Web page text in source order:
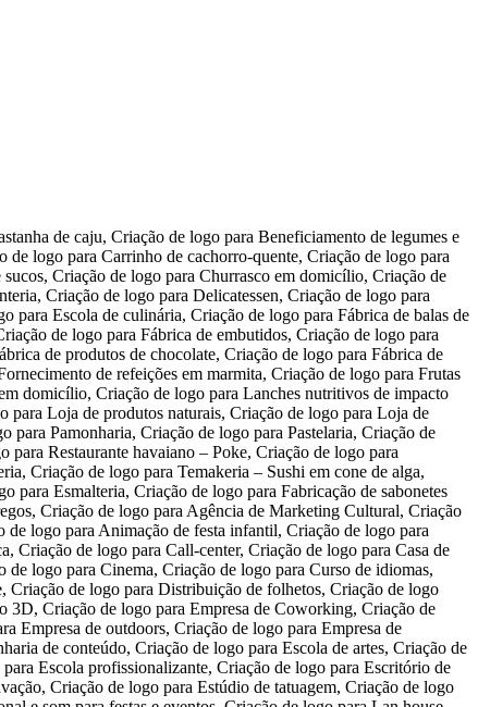
de logo para Hidroponia, Criação de logo para Loja de peixes ornamentais, Criação de logo para Loja de produtos agropecuários, Criação de logo para Loja de produtos da fazenda – Orgânicos, Criação de logo para Peixaria, Criação de logo para Piscicultura – Criação de Peixes, Criação de logo para Produção de mel, Criação de logo para Produção de plantas e flores ornamentais, Criação de logo para Serviço de jardinagem, Criação de logo para Serviço de paisagismo, Criação de logo para Viveiro de mudas florestais, Criação de logo para Distribuidora de botijão de gás, Criação de logo para Empacotadora de carvão, Criação de logo para Exploração e comércio de areia, Criação de logo para Academia de Ginástica, Criação de logo para Adestramento de cães, Criação de logo para Boutique de artigos de banho, Criação de logo para Clínica de fisioterapia, Criação de logo para Clínica de nutrição, Criação de logo para Clínica de psicopedagogia, Criação de logo para Clínica de saúde, Criação de logo para Clínica Odontológica, Criação de logo para Creche, Criação de logo para Crematório, Criação de logo para Crossfit, Criação de logo para Distribuidora de medicamentos, Criação de logo para Distribuidora de produtos odontológicos, Criação de logo para Drogaria, Criação de logo para Empresa de serviço de pedalinhos, Criação de logo para Escola de Futebol, Criação de logo para Espaço para descanso e bem-estar, Criação de logo para Fábrica de Cosméticos Ecológicos, Criação de logo para Fábrica de óleos naturais/essências, Criação de logo para Farmácia de manipulação, Criação de logo para Home Care, Criação de logo para Hotel para animais domésticos., Criação de logo para Laboratório de análises clínicas, Criação de logo para Locação de quadra de esporte, Criação de logo para Loja de animais – Pet Shop, Criação de logo para Loja de artigos para pesca, Criação de logo para Loja de colchões, Criação de logo para Loja de cosméticos e perfumaria, Criação de logo para Loja de produtos para diabéticos, celíacos e hipertensos, Criação de logo para Modelo de Negócio de Oficina Mecânica, Criação de logo para Organizador de ambientes, Criação de logo para Passeador de cães, Criação de logo para Personal Trainer, Criação de logo para Pilates, Criação de logo para Serviço de conservação e limpeza, Criação de logo para Serviços de massagem, Criação de logo para Serviços para idosos, Criação de logo para SPA urbano, Criação de logo para Empresa de turismo naútico, Criação de logo para Reciclagem de alumínio, Criação de logo para Reciclagem de lixo eletrônico, Criação de logo para Adaptação de veículos para comércio ambulante, Criação de logo para Agência de bikeboys, Criação de logo para Auto-escola, Criação de logo para Borracharia, Criação de logo para Cromagem, Criação de logo para Empresa de Telentrega, Criação de logo para Estacionamento rotativo, Criação de logo para Frete e transporte de pequenas cargas, Criação de logo para Funilaria e Pintura, Criação de logo para Lava rápido de motos, Criação de logo para Loja de peças automotivas, Criação de logo para Oficina de